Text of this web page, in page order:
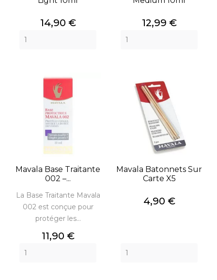
Prix
14,90 € Prix
12,99 €
Mavala Base Traitante
002 –...
La Base Traitante Mavala
002 est conçue pour
protéger les...
Prix
11,90 €
Mavala Batonnets Sur
Carte X5
Prix
4,90 €